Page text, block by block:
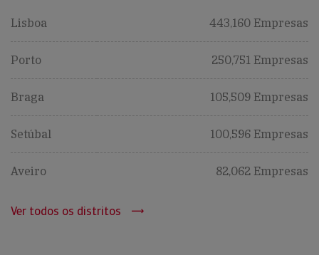
Lisboa 443,160 Empresas
Porto 250,751 Empresas
Braga 105,509 Empresas
Setúbal 100,596 Empresas
Aveiro 82,062 Empresas
Ver todos os distritos